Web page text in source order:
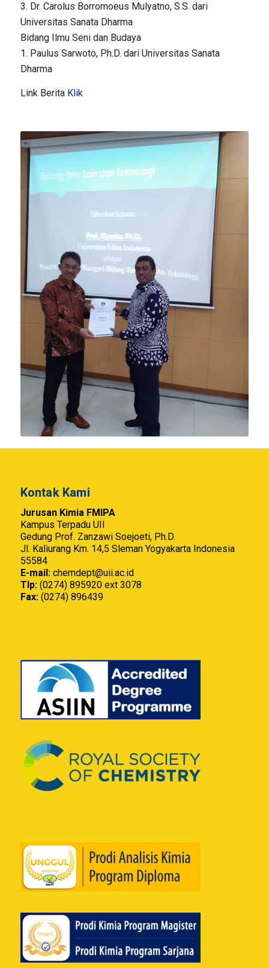
3. Dr. Carolus Borromoeus Mulyatno, S.S. dari
Universitas Sanata Dharma
Bidang Ilmu Seni dan Budaya
1. Paulus Sarwoto, Ph.D. dari Universitas Sanata
Dharma
Link Berita Klik
Kontak Kami
Jurusan Kimia FMIPA
Kampus Terpadu UII
Gedung Prof. Zanzawi Soejoeti, Ph.D.
Jl. Kaliurang Km. 14,5 Sleman Yogyakarta Indonesia
55584
E-mail: chemdept@uii.ac.id
Tlp:(0274) 895920 ext 3078
Fax:(0274) 896439